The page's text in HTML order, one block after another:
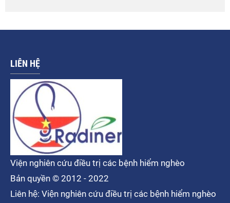
LIÊN HỆ
Viện nghiên cứu điều trị các bệnh hiểm nghèo
Bản quyền © 2012 - 2022
Liên hệ: Viện nghiên cứu điều trị các bệnh hiểm nghèo